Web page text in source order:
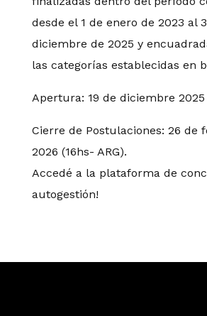
desde el 1 de enero de 2023 al
diciembre de 2025 y
las categorías establecidas en
Apertura: 19 de diciembre 2025
Cierre de Postulaciones: 26 de
2026 (16hs- ARG).
Accedé a la plataforma de
autogestión!